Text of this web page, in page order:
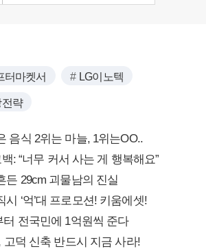
터마켓서 LG이노텍
전략
음식 2위는 마늘, 1위는OO..
: “너무 커서 사는 게 행복해요”
든 29cm 괴물남의 진실
시 ‘억’대 프로모션! 키움에셋!
터 전국민에 1억원씩 준다
고덕 신축 반드시 지금 사라!